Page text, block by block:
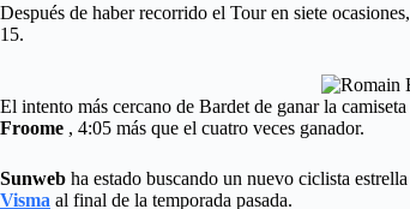
Después de haber recorrido el Tour en siete
15.
El intento más cercano de Bardet de ganar la
Froome , 4:05 más que el cuatro veces ganador.
Sunweb ha estado buscando un nuevo ciclista
Visma al final de la temporada pasada.